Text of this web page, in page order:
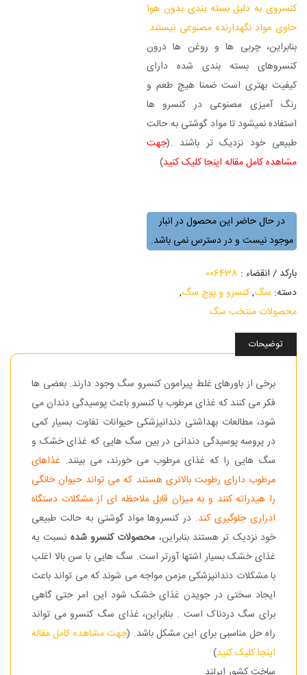
کنسروی به دلیل بسته بندی بدون هوا
حاوی مواد نگهدارنده مصنوعی نیستند.
بنابراین، چربی ها و روغن ها درون
کنسروهای بسته بندی شده دارای
کیفیت بهتری است ضمنا هیچ طعم و
رنگ آمیزی مصنوعی در کنسرو ها
استفاده نمیشود تا مواد گوشتی به حالت
طبیعی خود نزدیک تر باشند .(جهت
مشاهده کامل مقاله اینجا کلیک کنید)
در حال حاضر این محصول در انبار
موجود نیست و در دسترس نمی باشد.
بارکد / انقضاء : 006438
دسته: سگ,کنسرو و پوچ سگ,
محصولات منتخب سگ
توضیحات
برخی از باورهای غلط پیرامون کنسرو سگ وجود دارند. بعضی ها
فکر می کنند که غذای مرطوب یا کنسرو باعث پوسیدگی دندان می
شود، مطالعات بهداشتی دندانپزشکی حیوانات تفاوت بسیار کمی
در پروسه پوسیدگی دندانی در بین سگ هایی که غذای خشک و
سگ هایی را که غذای مرطوب می خورند، می بینند. غذاهای
مرطوب دارای رطوبت بالاتری هستند که می تواند حیوان خانگی
را هیدراته کنند و به میزان قابل ملاحظه ای از مشکلات دستگاه
ادراری جلوگیری کند. در کنسروها مواد گوشتی به حالت طبیعی
خود نزدیک تر هستند بنابراین، محصولات کنسرو شده نسبت یه
غذای خشک بسیار اشتها آورتر است. سگ هایی با سن بالا اغلب
با مشکلات دندانپزشکی مزمن مواجه می شوند که می تواند باعث
ایجاد سختی در جویدن غذای خشک شود این امر حتی گاهی
برای سگ دردناک است . بنابراین، غذای سگ کنسرو می تواند
راه حل مناسبی برای این مشکل باشد. (جهت مشاهده کامل مقاله
اینجا کلیک کنید)